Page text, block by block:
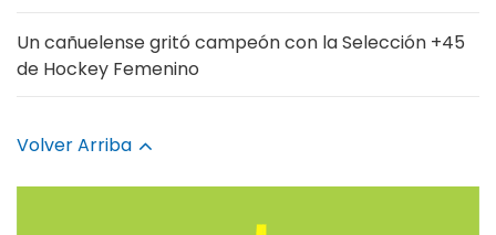
Un cañuelense gritó campeón con la Selección +45
de Hockey Femenino
Volver Arriba